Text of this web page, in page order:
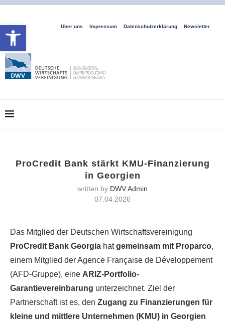
Open toolbar Über uns Impressum Datenschutzerklärung Newsletter
ProCredit Bank stärkt KMU-Finanzierung
in Georgien
written by DWV Admin
07.04.2026
Das Mitglied der Deutschen Wirtschaftsvereinigung
ProCredit Bank Georgia hatgemeinsam mit Proparco,
einem Mitglied der Agence Française de Développement
(AFD-Gruppe), eine ARIZ-Portfolio-
Garantievereinbarung unterzeichnet. Ziel der
Partnerschaft ist es, den Zugang zu Finanzierungen für
kleine und mittlere Unternehmen (KMU) in Georgien